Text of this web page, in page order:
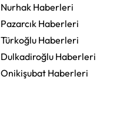
Nurhak Haberleri
Pazarcık Haberleri
Türkoğlu Haberleri
Dulkadiroğlu Haberleri
Onikişubat Haberleri